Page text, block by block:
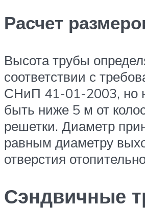
Расчет
Высота трубы
соответствии с
СНиП 41-01-2003, но
быть ниже 5 м от
решетки. Диаметр
равным диаметру
отверстия
Сэндвичные